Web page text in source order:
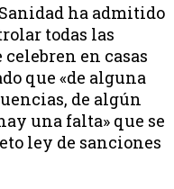
ha admitido
todas las
en casas
que «de alguna
de algún
una falta» que se
ley de sanciones